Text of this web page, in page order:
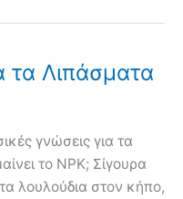
τα Λιπάσματα
γνώσεις για τα
το NPK; Σίγουρα
λουλούδια στον κήπο,